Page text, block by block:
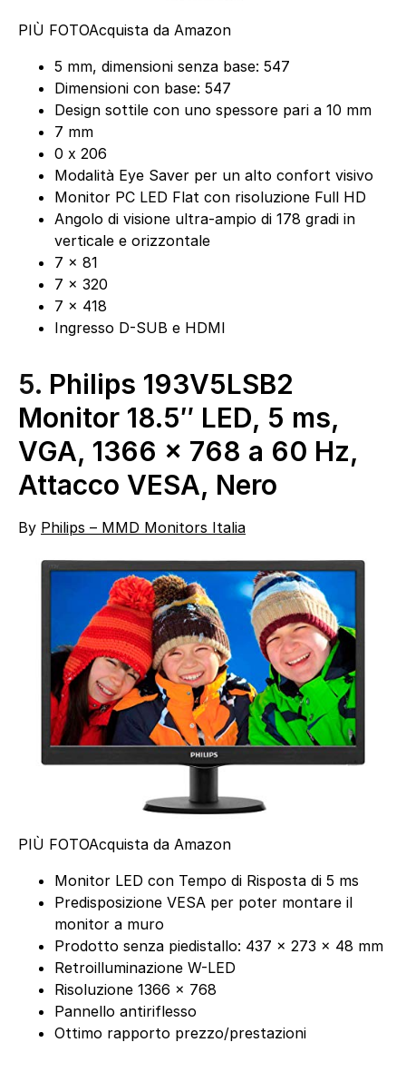
PIÙ FOTOAcquista da Amazon
5 mm, dimensioni senza base: 547
Dimensioni con base: 547
Design sottile con uno spessore pari a 10 mm
7 mm
0 x 206
Modalità Eye Saver per un alto confort visivo
Monitor PC LED Flat con risoluzione Full HD
Angolo di visione ultra-ampio di 178 gradi in
verticale e orizzontale
7 x 81
7 x 320
7 x 418
Ingresso D-SUB e HDMI
5. Philips 193V5LSB2
Monitor 18.5″ LED, 5 ms,
VGA, 1366 x 768 a 60 Hz,
Attacco VESA, Nero
By Philips – MMD Monitors Italia
PIÙ FOTOAcquista da Amazon
Monitor LED con Tempo di Risposta di 5 ms
Predisposizione VESA per poter montare il
monitor a muro
Prodotto senza piedistallo: 437 x 273 x 48 mm
Retroilluminazione W-LED
Risoluzione 1366 x 768
Pannello antiriflesso
Ottimo rapporto prezzo/prestazioni